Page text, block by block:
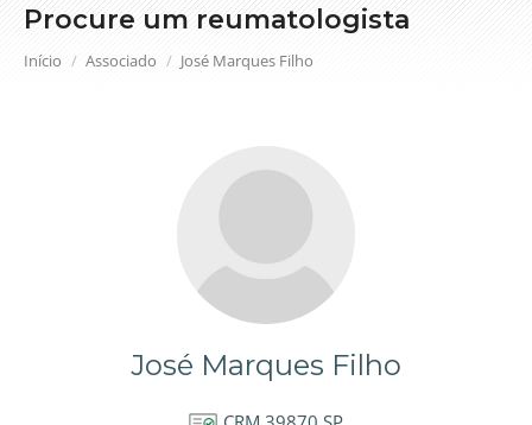
Procure um reumatologista
Você está aqui:
Início Associado José Marques Filho
José Marques Filho